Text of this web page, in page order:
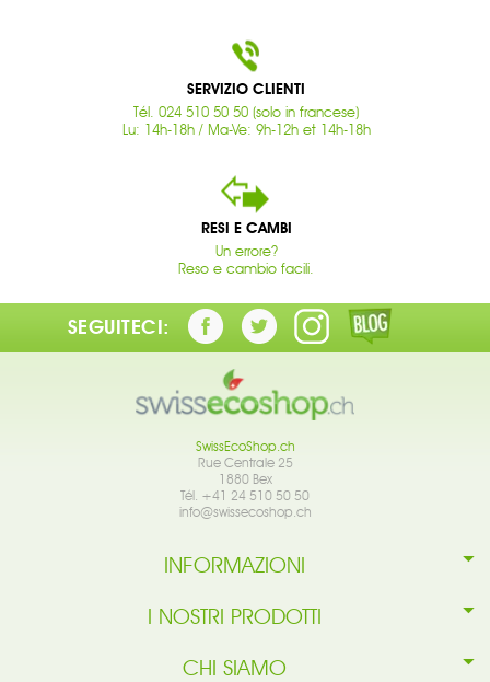
SERVIZIO CLIENTI
Tél. 024 510 50 50 (solo in francese)
Lu: 14h-18h / Ma-Ve: 9h-12h et 14h-18h
RESI E CAMBI
Un errore?
Reso e cambio facili.
SEGUITECI:
SwissEcoShop.ch
Rue Centrale 25
1880 Bex
Tél. +41 24 510 50 50
info@swissecoshop.ch
INFORMAZIONI
I NOSTRI PRODOTTI
CHI SIAMO